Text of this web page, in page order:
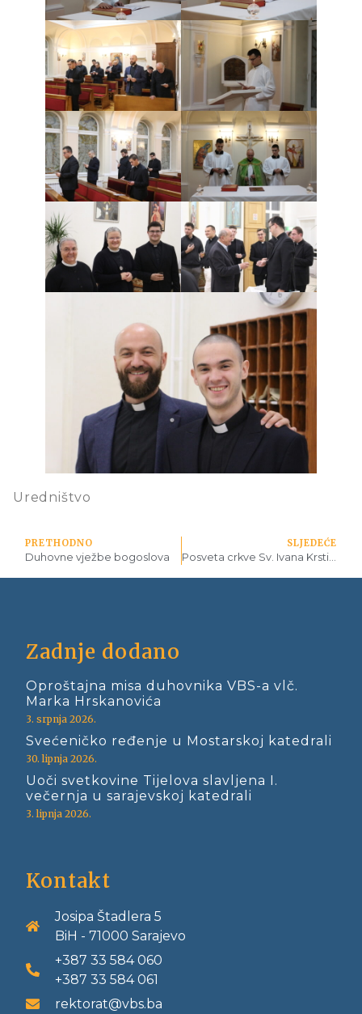
Uredništvo
PRETHODNO
Duhovne vježbe bogoslova
SLJEDEĆE
Posveta crkve Sv. Ivana Krstitelja u Otinovcima
Zadnje dodano
Oproštajna misa duhovnika VBS-a vlč.
Marka Hrskanovića
3. srpnja 2026.
Svećeničko ređenje u Mostarskoj katedrali
30. lipnja 2026.
Uoči svetkovine Tijelova slavljena I.
večernja u sarajevskoj katedrali
3. lipnja 2026.
Kontakt
Josipa Štadlera 5
BiH - 71000 Sarajevo
+387 33 584 060
+387 33 584 061
rektorat@vbs.ba